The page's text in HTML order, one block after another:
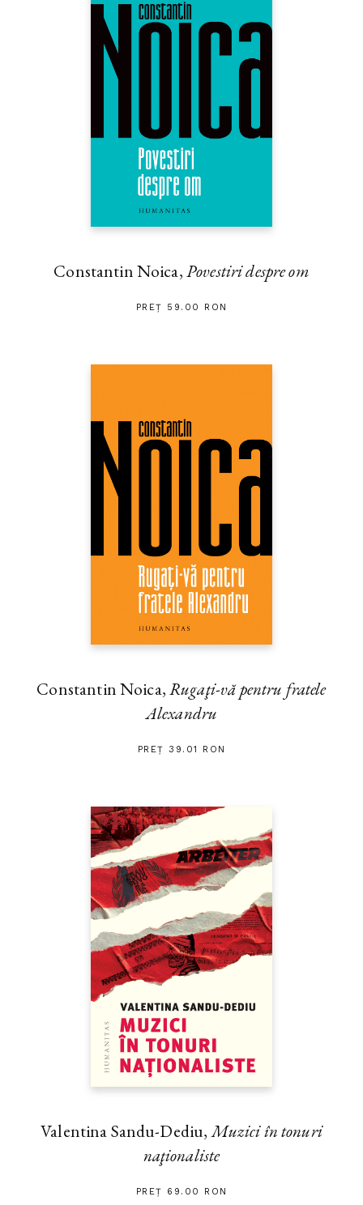
Constantin Noica,Povestiri despre om
PREȚ 59.00 RON
Constantin Noica,Rugaţi-vă pentru fratele
Alexandru
PREȚ 39.01 RON
Valentina Sandu-Dediu,Muzici în tonuri
naţionaliste
PREȚ 69.00 RON